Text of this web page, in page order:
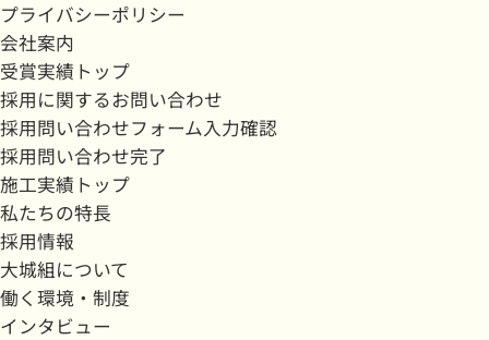
プライバシーポリシー
会社案内
受賞実績トップ
採用に関するお問い合わせ
採用問い合わせフォーム入力確認
採用問い合わせ完了
施工実績トップ
私たちの特長
採用情報
大城組について
働く環境・制度
インタビュー